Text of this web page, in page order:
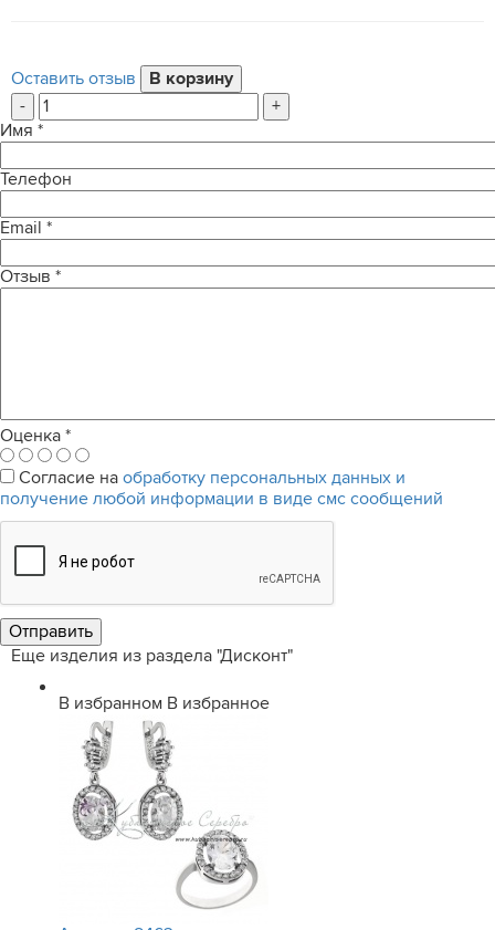
Оставить отзыв
-
+
Имя *
Телефон
Email *
Отзыв *
Оценка *
Согласие на обработку персональных данных и
получение любой информации в виде смс сообщений
Еще изделия из раздела "Дисконт"
В избранном В избранное